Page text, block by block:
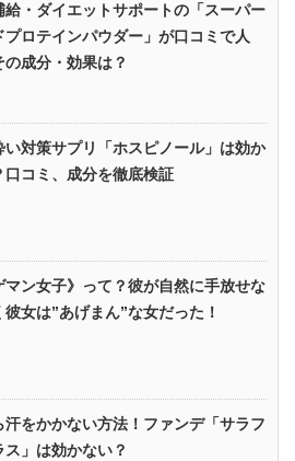
給・ダイエットサポートの「スーパー
プロテインパウダー」が口コミで人
の成分・効果は？
い対策サプリ「ホスピノール」は効か
口コミ、成分を徹底検証
マン女子》って？彼が自然に手放せな
彼女は”あげまん”な女だった！
汗をかかない方法！ファンデ「サラフ
ス」は効かない？